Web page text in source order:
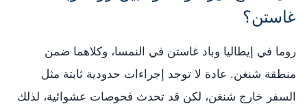
غاستن؟
روما في إيطاليا وباد غاستن في النمسا، وكلاهما ضمن
منطقة شنغن. عادة لا توجد إجراءات حدودية ثابتة مثل
السفر خارج شنغن، لكن قد تحدث فحوصات عشوائية، لذلك